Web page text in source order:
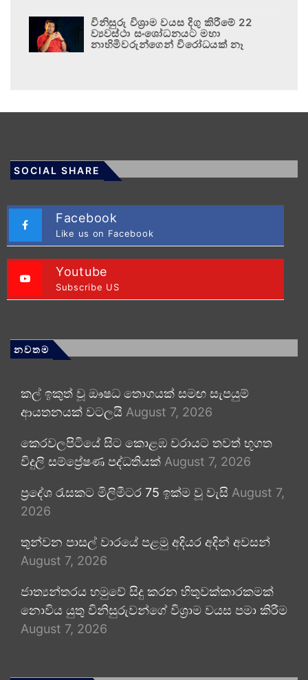
විනිසුරු විශ්‍රාම වයස දිගු කිරීමේ 22
ව්‍යවස්ථා සංශෝධනයට මහා
නාහිමිවරුන්ගෙන් විරෝධයක් නෑ
SOCIAL SHARE
Facebook
Like us on Facebook
Youtube
Subscribe US
නවතම
කල් ඉකුත් වූ ඖෂධ තොගයක් සමඟ සැපයුම්
ආයතනයක් වටලයි August 7, 2026
කෙරවලපිටියේ සිට කොළඹ වරායට තවත් භූගත
විදුලි සම්ප්‍රේෂණ පද්ධතියක් August 7, 2026
ප්‍රදේශ රැසකට මිලිමීටර 75 ඉක්ම වූ වැසි August 7,
2026
තුන්වන පාසල් වාරයේ පළමු අදියර අදින් අවසන්
August 7, 2026
ජාත්‍යන්තරය හමුවේ සිදු කරන හිතුවක්කාරකමක්
නොවිය යුතු විනිසුරුවන්ගේ විශ්‍රාම වයස පමා කිරීම
August 7, 2026